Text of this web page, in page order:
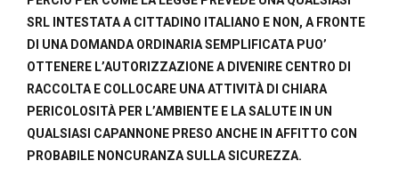
SRL INTESTATA A CITTADINO ITALIANO E NON, A FRONTE
DI UNA DOMANDA ORDINARIA SEMPLIFICATA PUO’
OTTENERE L’AUTORIZZAZIONE A DIVENIRE CENTRO DI
RACCOLTA E COLLOCARE UNA ATTIVITÀ DI CHIARA
PERICOLOSITÀ PER L’AMBIENTE E LA SALUTE IN UN
QUALSIASI CAPANNONE PRESO ANCHE IN AFFITTO CON
PROBABILE NONCURANZA SULLA SICUREZZA.